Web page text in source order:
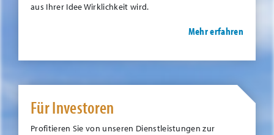
aus Ihrer Idee Wirklichkeit wird.
Mehr erfahren
Für Investoren
Profitieren Sie von unseren Dienstleistungen zur